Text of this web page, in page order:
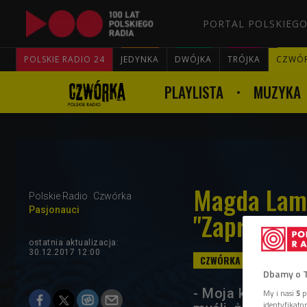
PORTAL
POLSKIE RADIO 24 JEDYNKA DWÓJKA TRÓJKA
PLAYLISTA MUZYKA
Polskie Radio
Czwórka
Pasjonauci
Magda
ostatnia aktualizacja:
30.12.2017 12:00
- Moja książka
Dbamy o
My i nasi 5